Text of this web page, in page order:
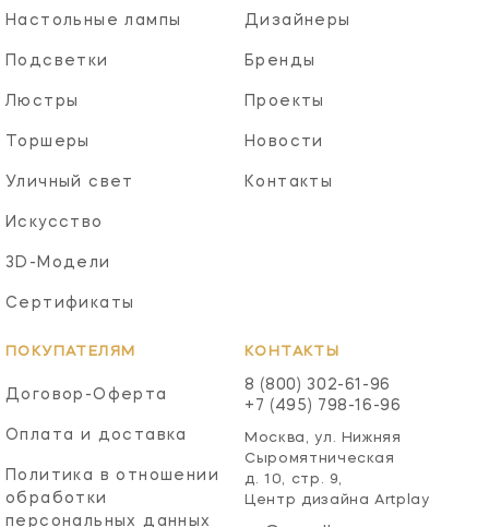
Настольные лампы
Подсветки
Люстры
Торшеры
Уличный свет
Искусство
3D-Модели
Сертификаты
Дизайнеры
Бренды
Проекты
Новости
Контакты
ПОКУПАТЕЛЯМ
Договор-Оферта
Оплата и доставка
Политика в отношении
обработки
персональных данных
КОНТАКТЫ
8 (800) 302-61-96
+7 (495) 798-16-96
Москва, ул. Нижняя
Сыромятническая
д. 10, стр. 9,
Центр дизайна Artplay